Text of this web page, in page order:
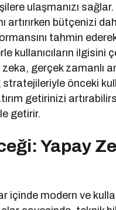
ulaşmanızı
artırırken bütçenizi
tahmin
kullanıcıların ilgisini
gerçek zamanlı
önceki
getirinizi
getirir.
Yapay
içinde modern ve